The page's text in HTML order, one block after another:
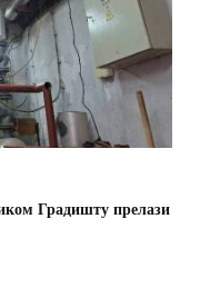
Градишту прелази